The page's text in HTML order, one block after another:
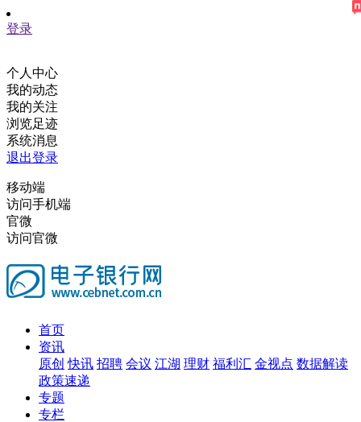
登录
个人中心
我的动态
我的关注
浏览足迹
系统消息
退出登录
移动端
访问手机端
官微
访问官微
首页
资讯
原创 快讯 招聘 会议 江湖 理财 福利汇 金视点 数据解读
政策速递
专题
专栏